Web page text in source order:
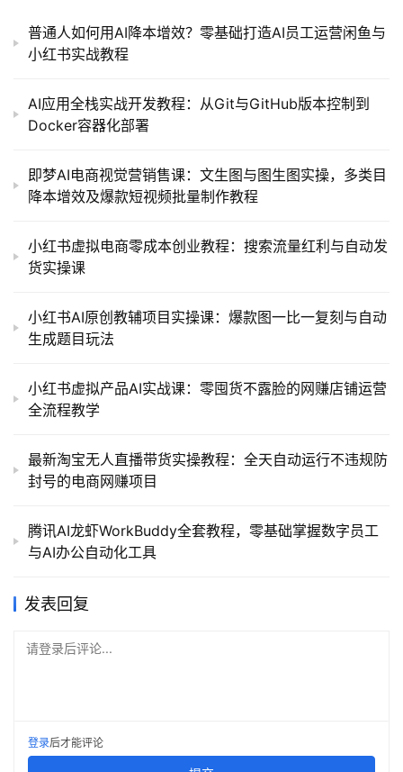
普通人如何用AI降本增效？零基础打造AI员工运营闲鱼与
小红书实战教程
AI应用全栈实战开发教程：从Git与GitHub版本控制到
Docker容器化部署
即梦AI电商视觉营销售课：文生图与图生图实操，多类目
降本增效及爆款短视频批量制作教程
小红书虚拟电商零成本创业教程：搜索流量红利与自动发
货实操课
小红书AI原创教辅项目实操课：爆款图一比一复刻与自动
生成题目玩法
小红书虚拟产品AI实战课：零囤货不露脸的网赚店铺运营
全流程教学
最新淘宝无人直播带货实操教程：全天自动运行不违规防
封号的电商网赚项目
腾讯AI龙虾WorkBuddy全套教程，零基础掌握数字员工
与AI办公自动化工具
发表回复
请登录后评论...
登录后才能评论